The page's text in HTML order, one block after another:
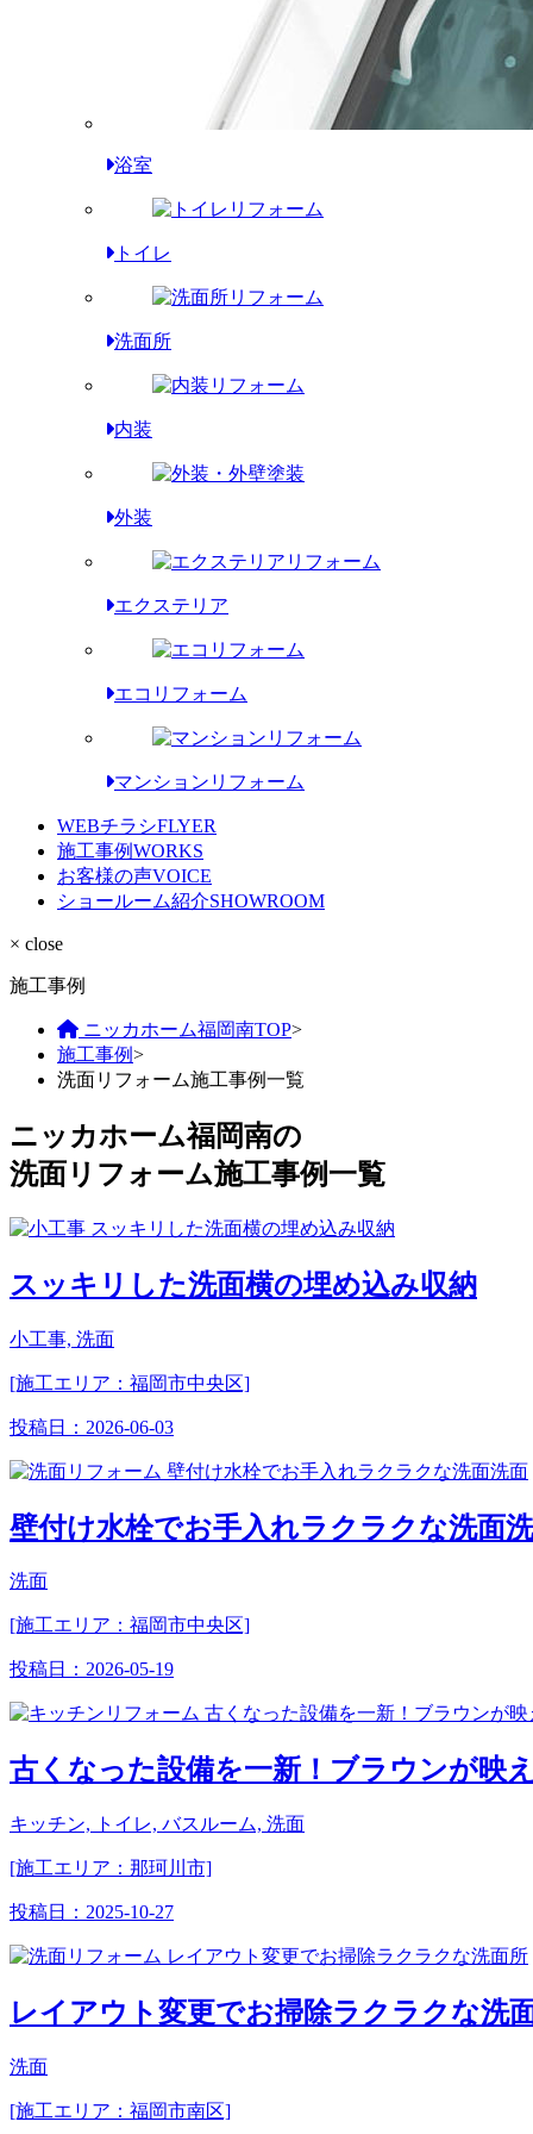
浴室
トイレ
洗面所
内装
外装
エクステリア
エコリフォーム
マンションリフォーム
WEBチラシFLYER
施工事例WORKS
お客様の声VOICE
ショールーム紹介SHOWROOM
× close
施工事例
ニッカホーム福岡南TOP>
施工事例>
洗面リフォーム施工事例一覧
ニッカホーム福岡南の
洗面リフォーム施工事例一覧
スッキリした洗面横の埋め込み収納
小工事, 洗面
[施工エリア：福岡市中央区]
投稿日： 2026-06-03
壁付け水栓でお手入れラクラクな洗面
洗面
[施工エリア：福岡市中央区]
投稿日： 2026-05-19
古くなった設備を一新！ブラウンが映
キッチン, トイレ, バスルーム, 洗面
[施工エリア：那珂川市]
投稿日： 2025-10-27
レイアウト変更でお掃除ラクラクな洗
洗面
[施工エリア：福岡市南区]